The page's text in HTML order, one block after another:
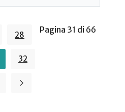
Pagina 31 di 66
28
32